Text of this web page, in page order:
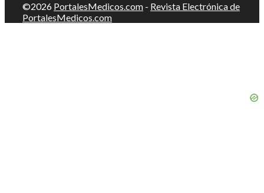
©2026 PortalesMedicos.com - Revista Electrónica de
PortalesMedicos.com